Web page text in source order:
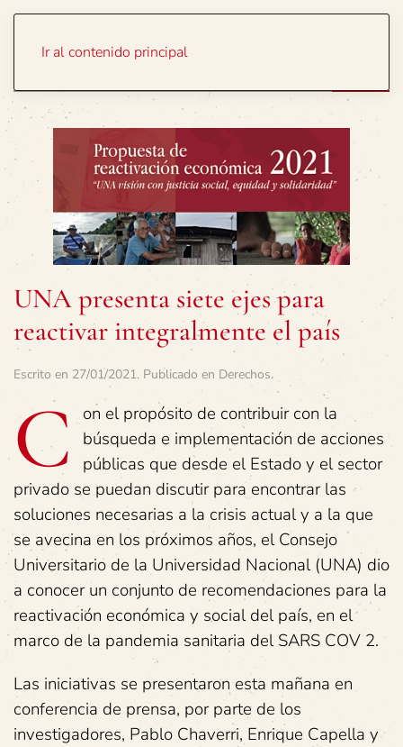
Ir al contenido principal
UNA presenta siete ejes para
reactivar integralmente el país
Escrito en 27/01/2021. Publicado en Derechos.
C
on el propósito de contribuir con la
búsqueda e implementación de acciones
públicas que desde el Estado y el sector
privado se puedan discutir para encontrar las
soluciones necesarias a la crisis actual y a la que
se avecina en los próximos años, el Consejo
Universitario de la Universidad Nacional (UNA) dio
a conocer un conjunto de recomendaciones para la
reactivación económica y social del país, en el
marco de la pandemia sanitaria del SARS COV 2.
Las iniciativas se presentaron esta mañana en
conferencia de prensa, por parte de los
investigadores, Pablo Chaverri, Enrique Capella y